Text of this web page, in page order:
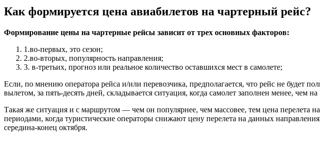
Как формируется цена авиабилетов на чартерный рейс?
Формирование цены на чартерные рейсы зависит от трех основных факторов:
1.во-первых, это сезон;
2.во-вторых, популярность направления;
3. в-третьих, прогноз или реальное количество оставшихся мест в самолете;
Если, по мнению оператора рейса и/или перевозчика, предполагается, что рейс не будет
вылетом, за пять-десять дней, складывается ситуация, когда самолет заполнен менее,
Такая же ситуация и с маршрутом — чем он популярнее, чем массовее, тем цена перелета
периодами, когда туристические операторы снижают цену перелета на данных
середина-конец октября.